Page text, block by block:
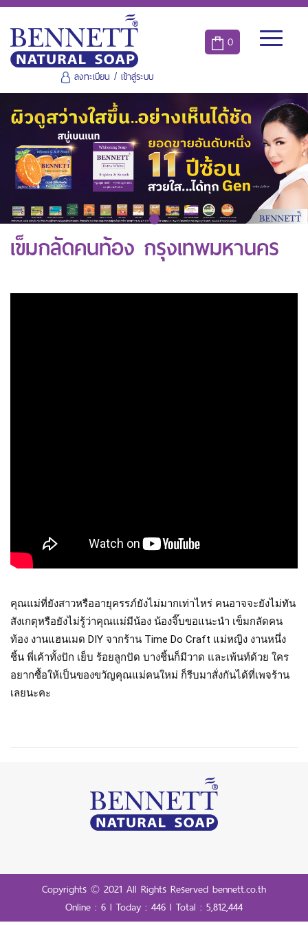
0
ลงทะเบียน / เข้าสู่ระบบ
เข็มกลัดคนท้อง กรุงเทพมหานคร
คุณแม่ที่ยังสาวหรืออายุครรภ์ยังไม่มากเท่าไหร่ คนอาจจะยังไม่ทัน
สังเกตุหรือยังไม่รู้ว่าคุณแม่มีน้อง น้องจิ๊บขอแนะนำ เข็มกลัดคน
ท้อง งานแฮนเมด DIY จากร้าน Time Do Craft แม่หญิง งานหนึ่ง
ชิ้น พี่เค้าทั้งปัก เย็บ ร้อยลูกปัด บางชิ้นก็มีวาด และเพ้นท์ด้วย ใคร
อยากซื้อให้เป็นของขวัญคุณแม่คนใหม่ ก็รีบมาสั่งกันได้ที่เพจร้าน
เลยนะคะ
Copyrights © 2021 All Rights Reserved bennett.co.th
Online : 6 l Today : 446 l Total : 5,812,444